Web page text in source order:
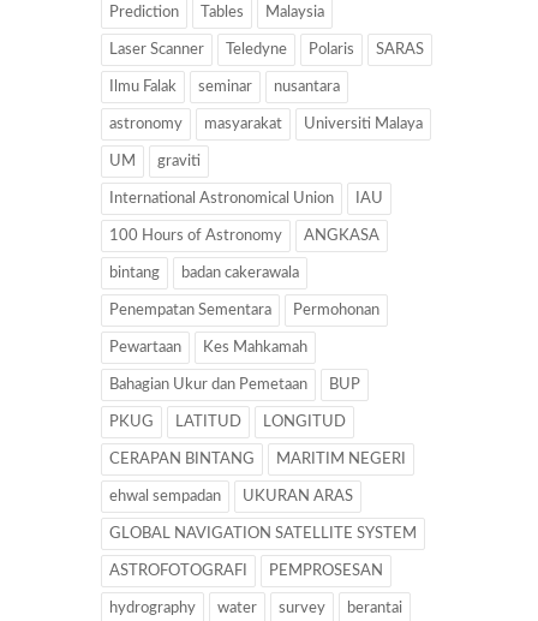
Prediction Tables Malaysia
Laser Scanner Teledyne Polaris SARAS
Ilmu Falak seminar nusantara
astronomy masyarakat Universiti Malaya
UM graviti
International Astronomical Union IAU
100 Hours of Astronomy ANGKASA
bintang badan cakerawala
Penempatan Sementara Permohonan
Pewartaan Kes Mahkamah
Bahagian Ukur dan Pemetaan BUP
PKUG LATITUD LONGITUD
CERAPAN BINTANG MARITIM NEGERI
ehwal sempadan UKURAN ARAS
GLOBAL NAVIGATION SATELLITE SYSTEM
ASTROFOTOGRAFI PEMPROSESAN
hydrography water survey berantai